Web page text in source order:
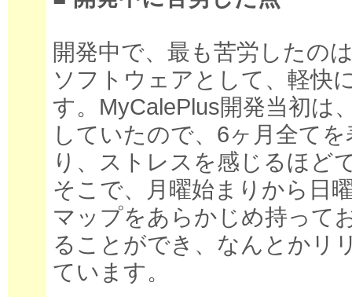
開発中で、最も苦労したの
ソフトウェアとして、軽快
す。MyCalePlus開発当初は
していたので、6ヶ月全て
り、ストレスを感じるほど
そこで、月曜始まりから日
マップをあらかじめ持って
ることができ、なんとかリ
ています。